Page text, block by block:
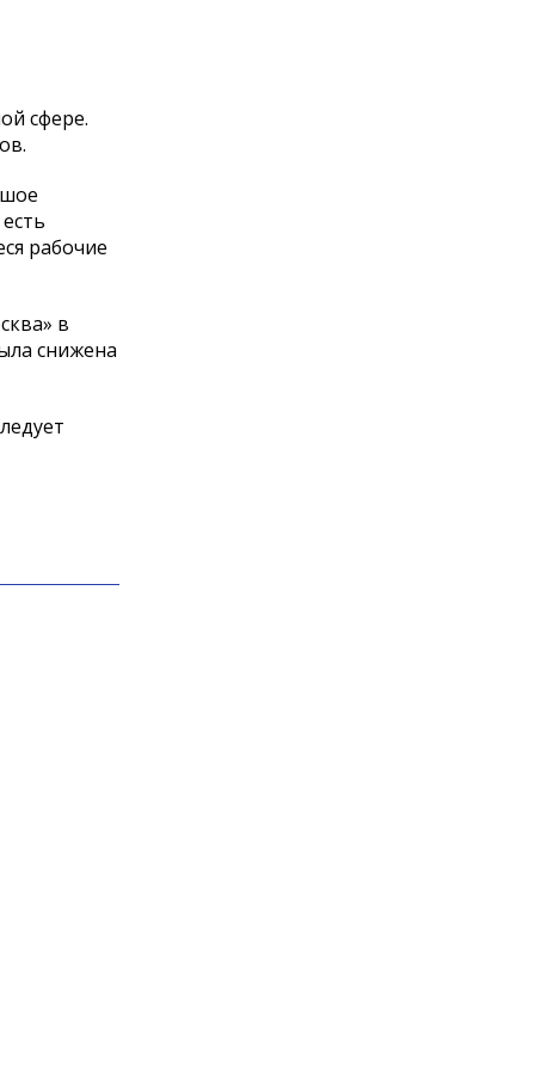
сфере.
рабочие
в
снижена